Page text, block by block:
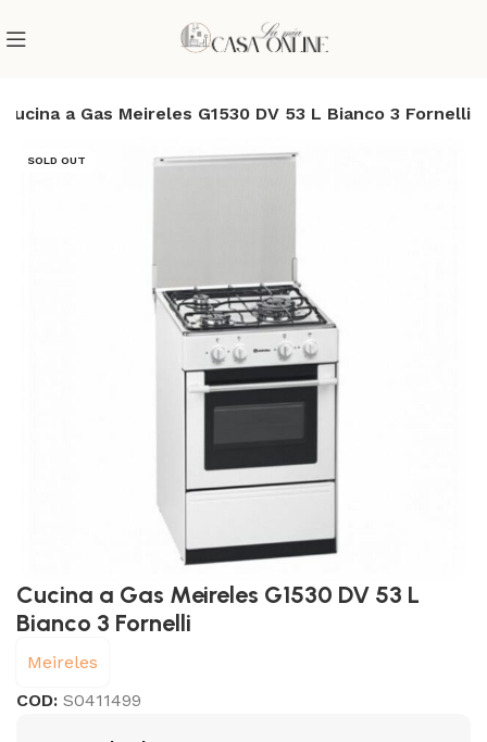
Cucina a Gas Meireles G1530 DV 53 L Bianco 3 Fornelli
SOLD OUT
Cucina a Gas Meireles G1530 DV 53 L
Bianco 3 Fornelli
Meireles
COD:S0411499